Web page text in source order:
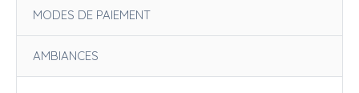
MODES DE PAIEMENT
AMBIANCES